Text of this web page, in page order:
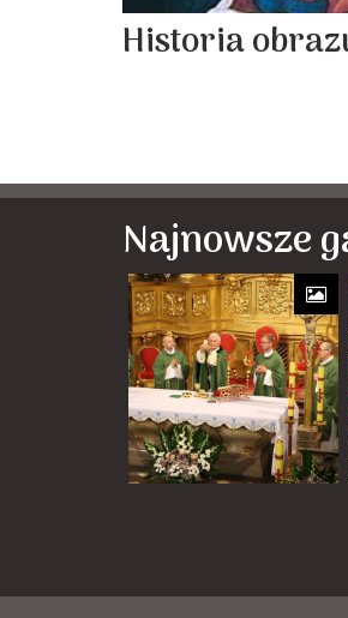
Historia
Najnowsze